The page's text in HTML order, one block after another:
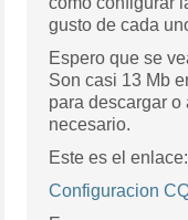
gusto de cada
Espero que se
Son casi 13 Mb
para descargar
necesario.
Este es el enlace:
Configuracion